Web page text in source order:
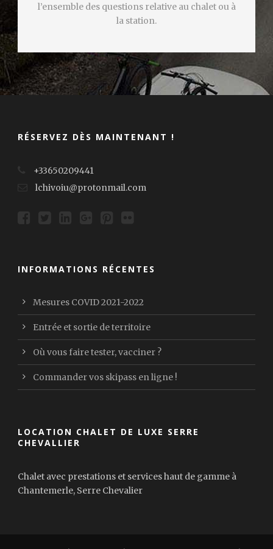
l’ensemble des questions relative au chalet ou à
la station.
RÉSERVEZ DÈS MAINTENANT !
+33650209441
lchivoiu@protonmail.com
INFORMATIONS RÉCENTES
Mesures COVID 2021-2022
Entrée et sortie de territoire
Où vous faire tester, vacciner ?
Commander vos skipass en ligne !
LOCATION CHALET DE LUXE SERRE
CHEVALLIER
Chalet avec prestations et services haut de gamme à
Chantemerle, Serre Chevalier